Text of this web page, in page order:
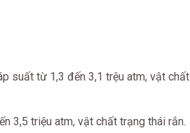
suất từ 1,3 đến 3,1 trệu atm, vật chất
3,5 triệu atm, vật chất trạng thái rắn.